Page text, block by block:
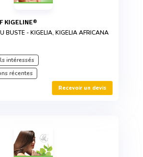
KIGELINE®
BUSTE - KIGELIA, KIGELIA AFRICANA
intéressés
récentes
Recevoir un devis